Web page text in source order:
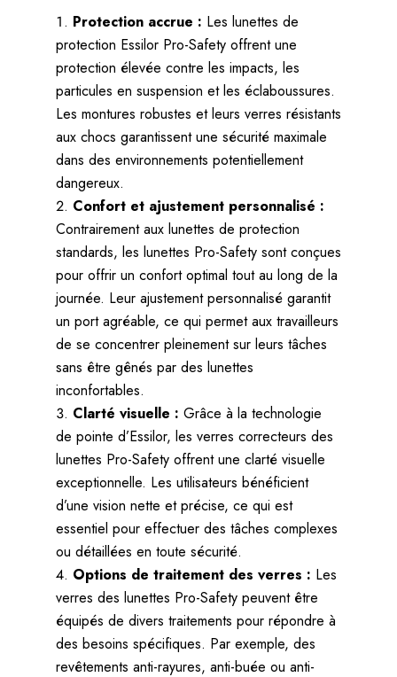
Protection accrue : Les lunettes de
protection Essilor Pro-Safety offrent une
protection élevée contre les impacts, les
particules en suspension et les éclaboussures.
Les montures robustes et leurs verres résistants
aux chocs garantissent une sécurité maximale
dans des environnements potentiellement
dangereux.
Confort et ajustement personnalisé :
Contrairement aux lunettes de protection
standards, les lunettes Pro-Safety sont conçues
pour offrir un confort optimal tout au long de la
journée. Leur ajustement personnalisé garantit
un port agréable, ce qui permet aux travailleurs
de se concentrer pleinement sur leurs tâches
sans être gênés par des lunettes
inconfortables.
Clarté visuelle : Grâce à la technologie
de pointe d’Essilor, les verres correcteurs des
lunettes Pro-Safety offrent une clarté visuelle
exceptionnelle. Les utilisateurs bénéficient
d’une vision nette et précise, ce qui est
essentiel pour effectuer des tâches complexes
ou détaillées en toute sécurité.
Options de traitement des verres : Les
verres des lunettes Pro-Safety peuvent être
équipés de divers traitements pour répondre à
des besoins spécifiques. Par exemple, des
revêtements anti-rayures, anti-buée ou anti-